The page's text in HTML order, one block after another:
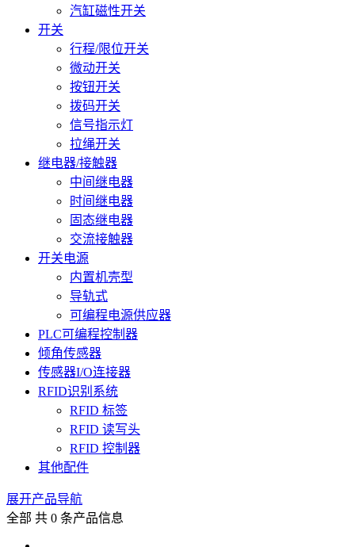
汽缸磁性开关
开关
行程/限位开关
微动开关
按钮开关
拨码开关
信号指示灯
拉绳开关
继电器/接触器
中间继电器
时间继电器
固态继电器
交流接触器
开关电源
内置机壳型
导轨式
可编程电源供应器
PLC可编程控制器
倾角传感器
传感器I/O连接器
RFID识别系统
RFID 标签
RFID 读写头
RFID 控制器
其他配件
展开产品导航
全部 共 0 条产品信息